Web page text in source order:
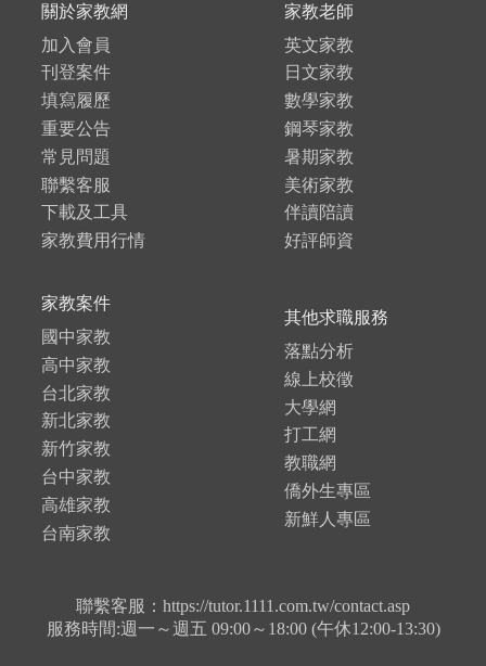
關於家教網
加入會員
刊登案件
填寫履歷
重要公告
常見問題
聯繫客服
下載及工具
家教費用行情
家教老師
英文家教
日文家教
數學家教
鋼琴家教
暑期家教
美術家教
伴讀陪讀
好評師資
家教案件
國中家教
高中家教
台北家教
新北家教
新竹家教
台中家教
高雄家教
台南家教
其他求職服務
落點分析
線上校徵
大學網
打工網
教職網
僑外生專區
新鮮人專區
聯繫客服：https://tutor.1111.com.tw/contact.asp
服務時間:週一～週五 09:00～18:00 (午休12:00-13:30)